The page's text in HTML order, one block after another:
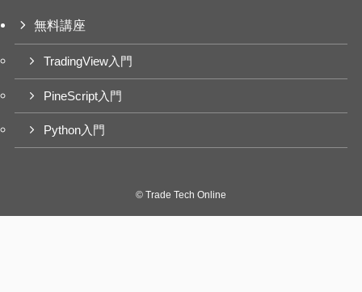
無料講座
TradingView入門
PineScript入門
Python入門
© Trade Tech Online